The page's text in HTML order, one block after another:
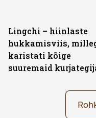
Lingchi – hiinlaste
hukkamisviis,
karistati kõige
suuremaid